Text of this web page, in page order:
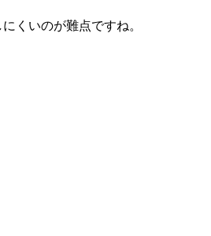
くいのが難点ですね。